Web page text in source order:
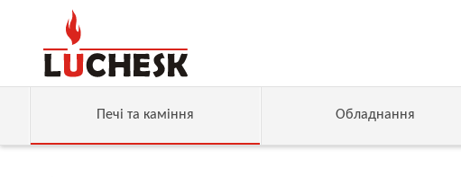
Печі та каміння Обладнання